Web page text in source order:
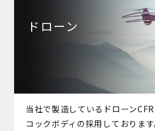
ドローン
当社で製造しているドローン
コックボディの採用しておりま